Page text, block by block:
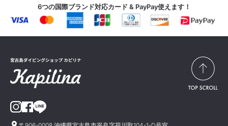
6つの国際ブランド対応カード & PayPay使えます！